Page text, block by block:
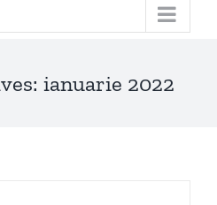
ianuarie 2022